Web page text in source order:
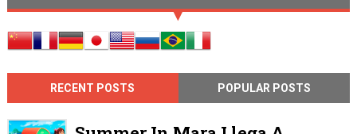
RECENT POSTS POPULAR POSTS